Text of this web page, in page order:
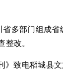
多部门组成
改。
》致电稻城县